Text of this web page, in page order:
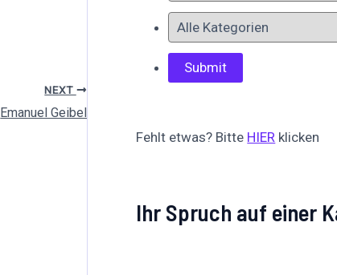
NEXT
Emanuel Geibel
Fehlt etwas? Bitte HIER klicken
Ihr Spruch auf einer